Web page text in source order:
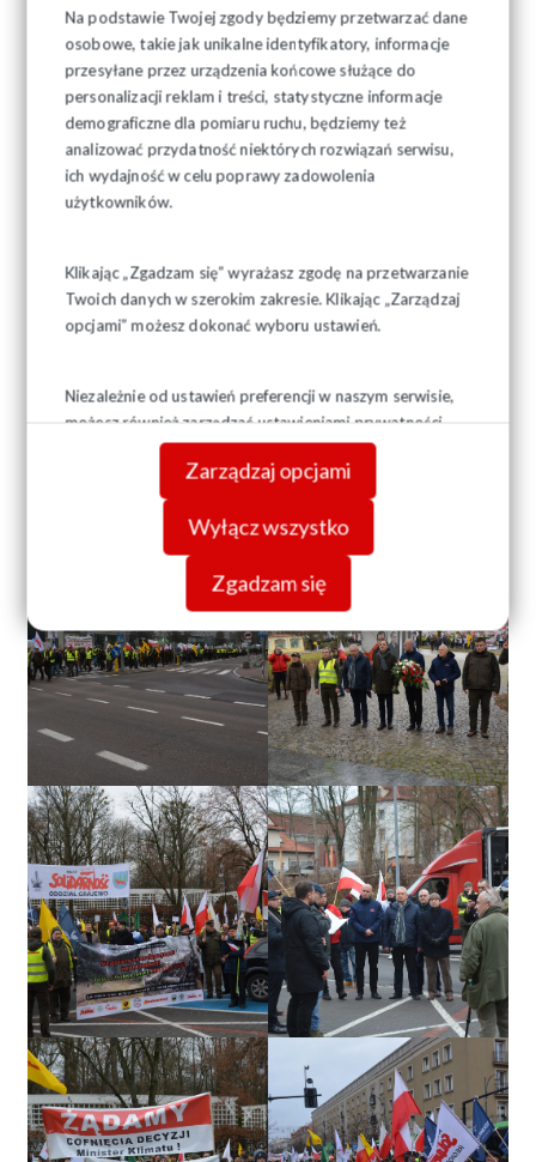
Na podstawie Twojej zgody będziemy przetwarzać dane
osobowe, takie jak unikalne identyfikatory, informacje
przesyłane przez urządzenia końcowe służące do
personalizacji reklam i treści, statystyczne informacje
demograficzne dla pomiaru ruchu, będziemy też
analizować przydatność niektórych rozwiązań serwisu,
ich wydajność w celu poprawy zadowolenia
użytkowników.
Klikając „Zgadzam się” wyrażasz zgodę na przetwarzanie
Twoich danych w szerokim zakresie. Klikając „Zarządzaj
opcjami” możesz dokonać wyboru ustawień.
Niezależnie od ustawień preferencji w naszym serwisie,
możesz również zarządzać ustawieniami prywatności
swojej przeglądarki. Więcej informacji o przetwarzaniu
danych znajdziesz wPolityce prywatności.
Zarządzaj opcjami
Wyłącz wszystko
Zgadzam się